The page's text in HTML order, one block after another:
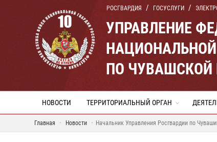
РОСГВАРДИЯ ГОСУСЛУГИ
УПРАВЛЕНИЕ
ПО ЧУВАШСКОЙ
НОВОСТИ ТЕРРИТОРИАЛЬНЫЙ ОРГАН
Главная Новости Начальник Управления Росгвардии по